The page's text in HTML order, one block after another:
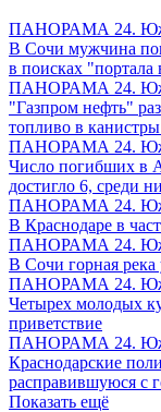
ПАНОРАМА 24.
В Сочи мужчина
в поисках
ПАНОРАМА 24.
"Газпром нефть"
топливо в
ПАНОРАМА 24.
Число погибших в
достигло 6, среди
ПАНОРАМА 24.
В Краснодаре в
ПАНОРАМА 24.
В Сочи горная река
ПАНОРАМА 24.
Четырех молодых
приветствие
ПАНОРАМА 24.
Краснодарские
расправившуюся с
Показать ещё